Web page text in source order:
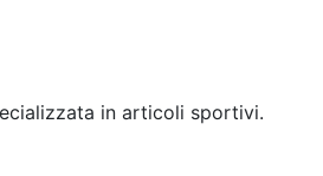
in articoli sportivi.